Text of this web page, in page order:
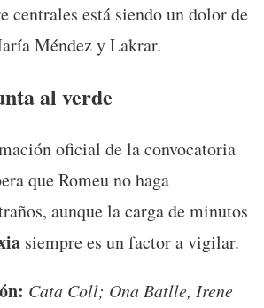
centrales está siendo un dolor de
Méndez y Lakrar.
al verde
oficial de la convocatoria
que Romeu no haga
aunque la carga de minutos
siempre es un factor a vigilar.
Cata Coll; Ona Batlle, Irene